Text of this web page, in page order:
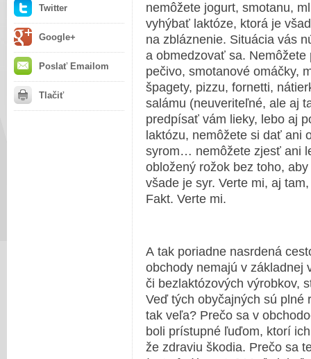
Twitter
Google+
Poslať Emailom
Tlačiť
nemôžete jogurt, smotanu,
vyhýbať laktóze, ktorá je
na zbláznenie. Situácia vás
a obmedzovať sa.
pečivo, smotanové omáčky,
špagety, pizzu, fornetti,
salámu (neuveriteľné, ale aj
predpísať vám lieky, lebo aj
laktózu, nemôžete si dať ani
syrom… nemôžete zjesť ani
obložený rožok bez toho,
všade je syr. Verte mi, aj
Fakt. Verte mi.
A tak poriadne nasrdená
obchody nemajú v základnej
či bezlaktózových výrobkov,
Veď tých obyčajných sú plné
tak veľa? Prečo sa v
boli prístupné ľuďom, ktorí
že zdraviu škodia. Prečo sa